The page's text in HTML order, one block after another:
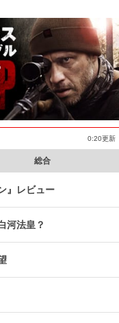
0:20更新
総合
』レビュー
河法皇？